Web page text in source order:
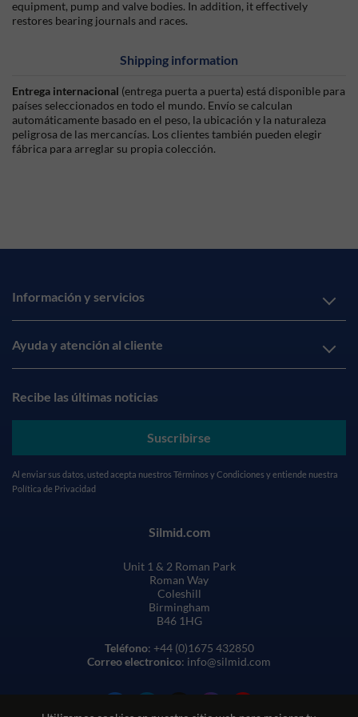
equipment, pump and valve bodies. In addition, it effectively
restores bearing journals and races.
Shipping information
Entrega internacional (entrega puerta a puerta) está disponible para
países seleccionados en todo el mundo. Envío se calculan
automáticamente basado en el peso, la ubicación y la naturaleza
peligrosa de las mercancías. Los clientes también pueden elegir
fábrica para arreglar su propia colección.
Información y servicios
Ayuda y atención al cliente
Recibe las últimas noticias
Suscribirse
Al enviar sus datos, usted acepta nuestros Términos y Condiciones y entiende nuestra
Política de Privacidad
Silmid.com
Unit 1 & 2 Roman Park
Roman Way
Coleshill
Birmingham
B46 1HG
Teléfono: +44 (0)1675 432850
Correo electronico: info@silmid.com